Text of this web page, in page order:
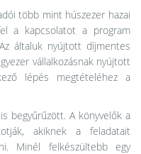
több mint húszezer hazai
a kapcsolatot a program
általuk nyújtott díjmentes
vállalkozásnak nyújtott
lépés megtételéhez a
begyűrűzött. A könyvelők a
akiknek a feladatait
Minél felkészültebb egy